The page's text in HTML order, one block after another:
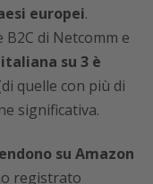
europei.
B2C di Netcomm e
su 3 è
quelle con più di
significativa.
su Amazon
registrato